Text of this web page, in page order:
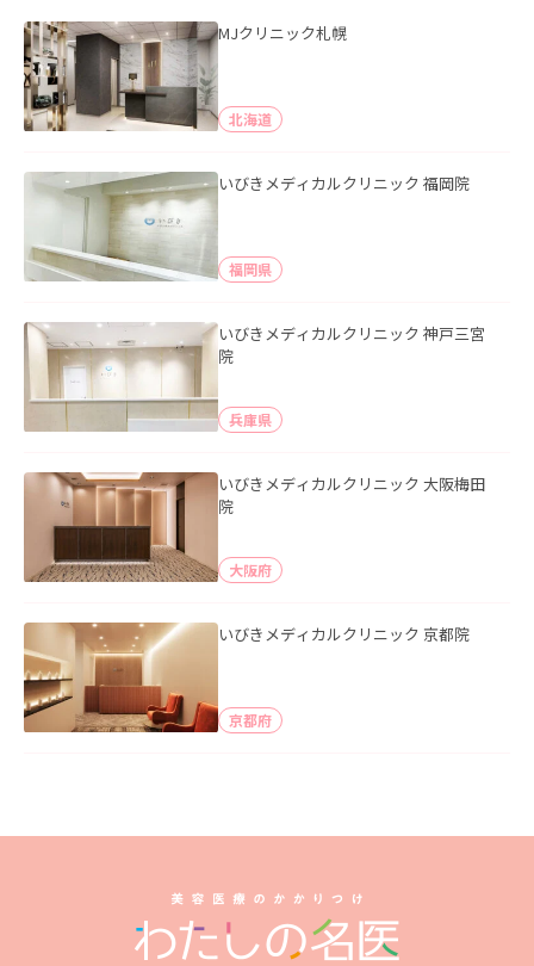
MJクリニック札幌
北海道
いびきメディカルクリニック 福岡院
福岡県
いびきメディカルクリニック 神戸三宮
院
兵庫県
いびきメディカルクリニック 大阪梅田
院
大阪府
いびきメディカルクリニック 京都院
京都府